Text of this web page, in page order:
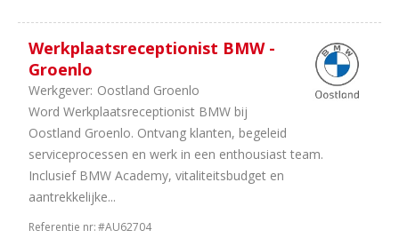
Werkplaatsreceptionist BMW -
Groenlo
Werkgever: Oostland Groenlo
Word Werkplaatsreceptionist BMW bij
Oostland Groenlo. Ontvang klanten, begeleid
serviceprocessen en werk in een enthousiast team.
Inclusief BMW Academy, vitaliteitsbudget en
aantrekkelijke...
Referentie nr:#AU62704